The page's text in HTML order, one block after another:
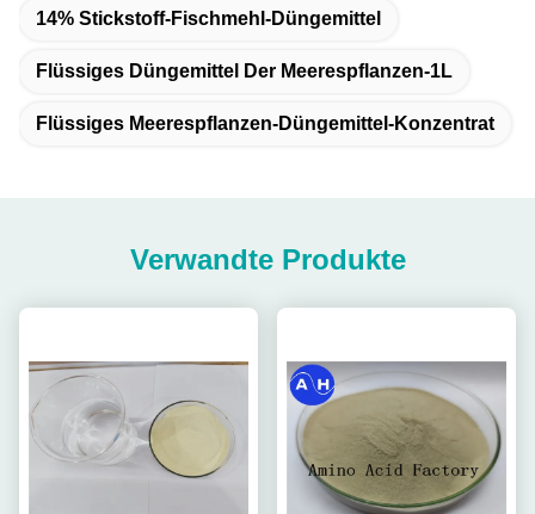
14% Stickstoff-Fischmehl-Düngemittel
Flüssiges Düngemittel Der Meerespflanzen-1L
Flüssiges Meerespflanzen-Düngemittel-Konzentrat
Verwandte Produkte